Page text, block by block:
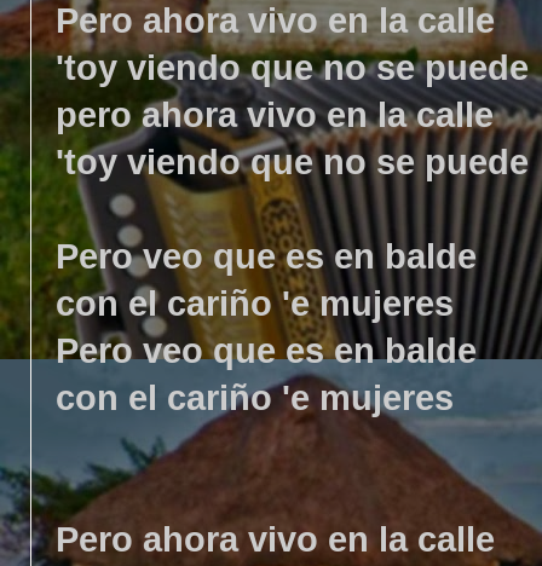
Pero ahora vivo en la calle
'toy viendo que no se puede
pero ahora vivo en la calle
'toy viendo que no se puede
Pero veo que es en balde
con el cariño 'e mujeres
Pero veo que es en balde
con el cariño 'e mujeres
Pero ahora vivo en la calle